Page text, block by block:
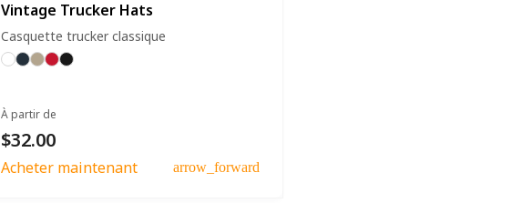
Vintage Trucker Hats
Casquette trucker classique
À partir de
$32.00
Acheter maintenant arrow_forward